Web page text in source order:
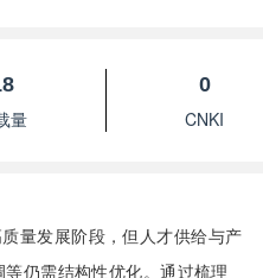
量
0
CNKI
量发展阶段，但人才供给与产
仍需结构性优化。通过梳理